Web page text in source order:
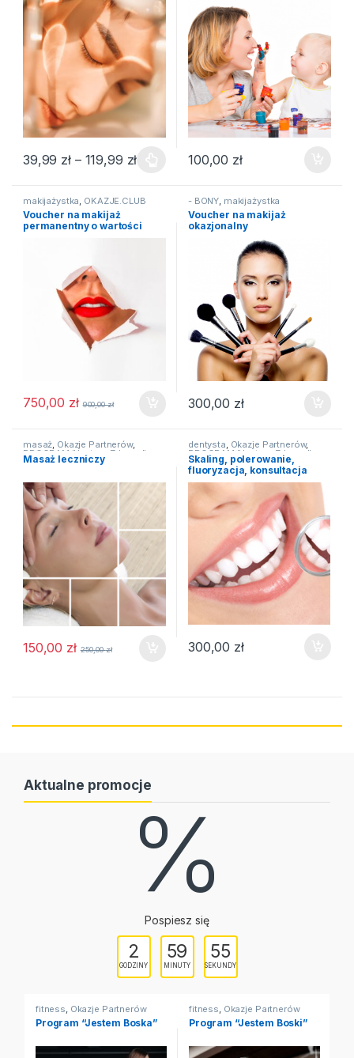
39,99 zł – 119,99 złZakres cen: od 39,99 zł do 119,99 zł
Ten produkt ma wiele wariantów. Opcje można wybrać na
100,00 zł
makijażystka OKAZJE.CLUB
Voucher na makijaż
permanentny o wartości
750,00 zł 900,00zł
- BONY makijażystka
Voucher na makijaż
okazjonalny
300,00 zł
masaż, Okazje Partnerów,
PROGRAM "Jestem Zdrowa",
zdrowie.club
Masaż leczniczy
150,00 zł 250,00zł
dentysta, Okazje Partnerów,
PROGRAM "Jestem Zdrowa",
zdrowie.club
Skaling, polerowanie,
fluoryzacja, konsultacja
stomatologiczna i plan
leczenia
300,00 zł
Aktualne promocje
%
Pospiesz się
2
GODZINY
59
MINUTY
55
SEKUNDY
fitness Okazje Partnerów
Program “Jestem Boska”
fitness Okazje Partnerów
Program “Jestem Boski”